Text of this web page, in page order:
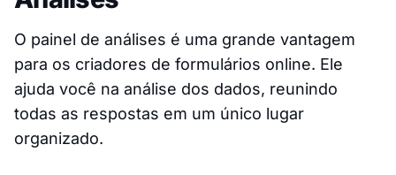
O painel de análises é uma grande vantagem
para os criadores de formulários online. Ele
ajuda você na análise dos dados, reunindo
todas as respostas em um único lugar
organizado.